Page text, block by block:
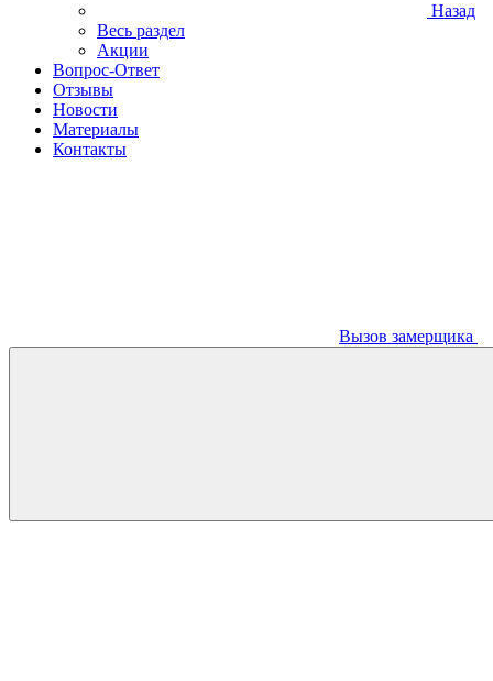
Назад
Весь раздел
Акции
Вопрос-Ответ
Отзывы
Новости
Материалы
Контакты
Вызов замерщика